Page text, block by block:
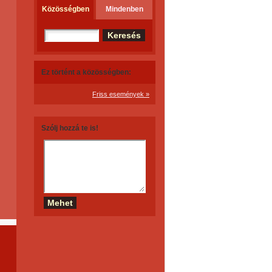
Közösségben Mindenben
Ez történt a közösségben:
Friss események »
Szólj hozzá te is!